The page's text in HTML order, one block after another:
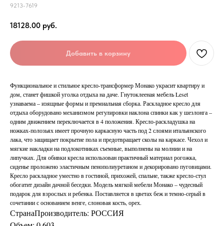
9213-7619
18128.00 руб.
Добавить в корзину
Функциональное и стильное кресло-трансформер Монако украсит квартиру и
дом, станет фишкой уголка отдыха на даче. Гнутоклееная мебель Leset
узнаваема – изящные формы и премиальная сборка. Раскладное кресло для
отдыха оборудовано механизмом регулировки наклона спинки как у шезлонга –
одним движением переключается в 4 положения. Кресло-раскладушка на
ножках-полозьях имеет прочную каркасную часть под 2 слоями итальянского
лака, что защищает покрытие пола и предотвращает сколы на каркасе. Чехол и
мягкие накладки на подлокотниках съемные, выполнены на молнии и на
липучках. Для обивки кресла использован практичный материал рогожка,
сиденье проложено эластичным пенополиуретаном и декорировано пуговицами.
Кресло раскладное уместно в гостиной, прихожей, спальне, также кресло-стул
обогатит дизайн дачной беседки. Модель мягкой мебели Монако – чудесный
подарок для взрослых и ребенка. Поставляется в цветах беж и темно-серый в
сочетании с основанием венге, слоновая кость, орех.
СтранаПроизводитель: РОССИЯ